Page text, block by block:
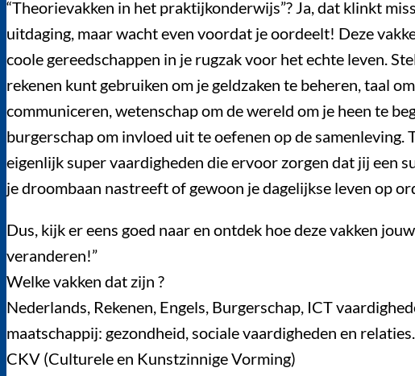
“Theorievakken in het praktijkonderwijs”? Ja, dat klinkt
uitdaging, maar wacht even voordat je oordeelt! Deze
coole gereedschappen in je rugzak voor het echte leven.
rekenen kunt gebruiken om je geldzaken te beheren, taal
communiceren, wetenschap om de wereld om je heen te
burgerschap om invloed uit te oefenen op de samenleving.
eigenlijk super vaardigheden die ervoor zorgen dat jij een
je droombaan nastreeft of gewoon je dagelijkse leven op
Dus, kijk er eens goed naar en ontdek hoe deze vakken
veranderen!”
Welke vakken dat zijn ?
Nederlands, Rekenen, Engels, Burgerschap, ICT
maatschappij: gezondheid, sociale vaardigheden en relaties.
CKV (Culturele en Kunstzinnige Vorming)